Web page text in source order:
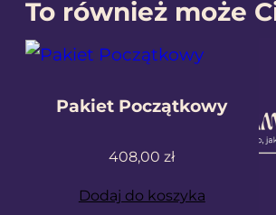
To również może
Pakiet Początkowy
408,00zł
Dodaj do koszyka